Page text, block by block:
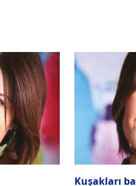
Kuşakları